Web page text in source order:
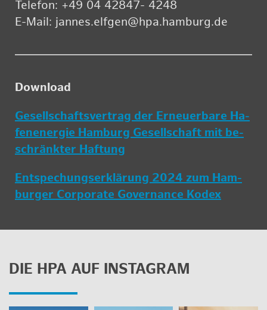
Te­le­fon: +49 04 42847- 4248
E-Mail: jan­nes.​elfgen@​hpa.​hamburg.​de
Down­load
Ge­sell­schafts­ver­trag der Er­neu­er­ba­re Ha­
fe­n­ener­gie Ham­burg Ge­sell­schaft mit be­
schränk­ter Haf­tung
Ent­spe­ch­ungs­er­klä­rung 2024 zum Ham­
bur­ger Cor­po­ra­te Go­ver­nan­ce Kodex
DIE HPA AUF INS­TA­GRAM